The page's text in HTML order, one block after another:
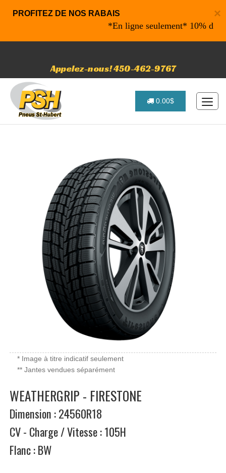
×
PROFITEZ DE NOS RABAIS
*En ligne seulement* 10% de
Appelez-nous! 450-462-9767
0.00$
* Image à titre indicatif seulement
** Jantes vendues séparément
WEATHERGRIP - FIRESTONE
Dimension : 24560R18
CV - Charge / Vitesse : 105H
Flanc : BW